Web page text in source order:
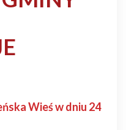
Wieś w dniu 24